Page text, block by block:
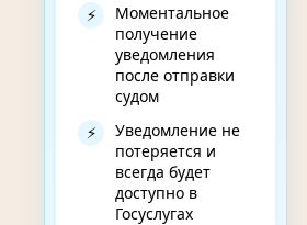
⚡
Моментальное
получение
уведомления
после отправки
судом
⚡
Уведомление не
потеряется и
всегда будет
доступно в
Госуслугах